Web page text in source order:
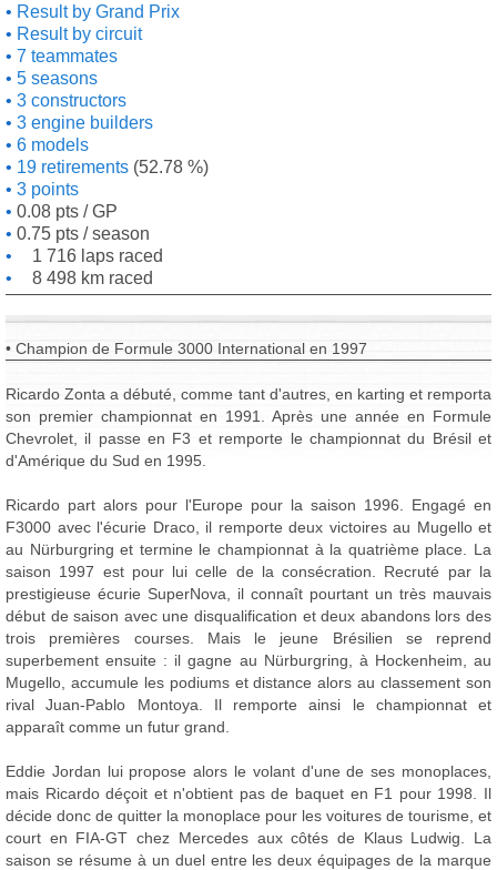
Result by Grand Prix
Result by circuit
7 teammates
5 seasons
3 constructors
3 engine builders
6 models
19 retirements (52.78 %)
3 points
0.08 pts / GP
0.75 pts / season
1 716 laps raced
8 498 km raced
• Champion de Formule 3000 International en 1997
Ricardo Zonta a débuté, comme tant d'autres, en karting et remporta
son premier championnat en 1991. Après une année en Formule
Chevrolet, il passe en F3 et remporte le championnat du Brésil et
d'Amérique du Sud en 1995.
Ricardo part alors pour l'Europe pour la saison 1996. Engagé en
F3000 avec l'écurie Draco, il remporte deux victoires au Mugello et
au Nürburgring et termine le championnat à la quatrième place. La
saison 1997 est pour lui celle de la consécration. Recruté par la
prestigieuse écurie SuperNova, il connaît pourtant un très mauvais
début de saison avec une disqualification et deux abandons lors des
trois premières courses. Mais le jeune Brésilien se reprend
superbement ensuite : il gagne au Nürburgring, à Hockenheim, au
Mugello, accumule les podiums et distance alors au classement son
rival Juan-Pablo Montoya. Il remporte ainsi le championnat et
apparaît comme un futur grand.
Eddie Jordan lui propose alors le volant d'une de ses monoplaces,
mais Ricardo déçoit et n'obtient pas de baquet en F1 pour 1998. Il
décide donc de quitter la monoplace pour les voitures de tourisme, et
court en FIA-GT chez Mercedes aux côtés de Klaus Ludwig. La
saison se résume à un duel entre les deux équipages de la marque